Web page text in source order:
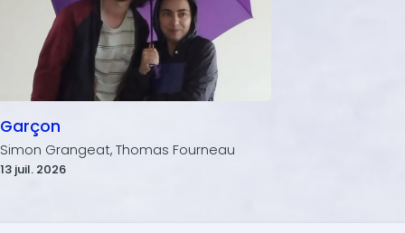
Garçon
Simon Grangeat, Thomas Fourneau
13 juil. 2026